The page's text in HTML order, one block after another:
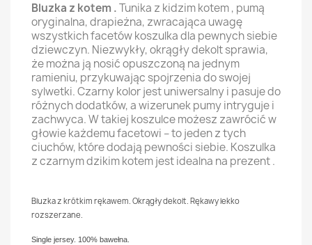
Bluzka z kotem .Tunika z kidzim kotem , pumą
oryginalna, drapieżna, zwracająca uwagę
wszystkich facetów koszulka dla pewnych siebie
dziewczyn. Niezwykły, okrągły dekolt sprawia,
że można ją nosić opuszczoną na jednym
ramieniu, przykuwając spojrzenia do swojej
sylwetki. Czarny kolor jest uniwersalny i pasuje do
różnych dodatków, a wizerunek pumy intryguje i
zachwyca. W takiej koszulce możesz zawrócić w
głowie każdemu facetowi – to jeden z tych
ciuchów, które dodają pewności siebie. Koszulka
z czarnym dzikim kotem jest idealna na prezent .
Bluzka z krótkim rękawem. Okrągły dekolt. Rękawy lekko
rozszerzane.
Single jersey. 100% bawełna.